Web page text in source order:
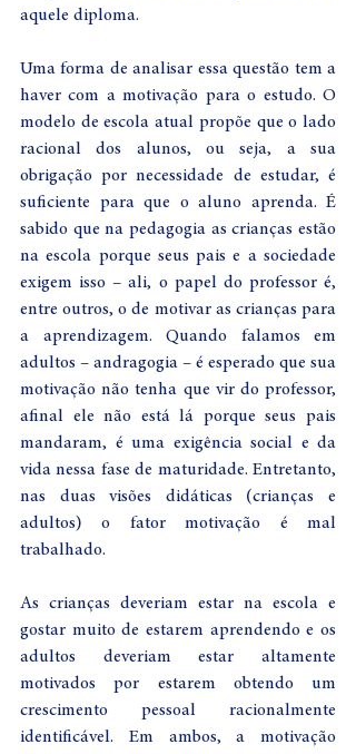
aquele diploma.
Uma forma de analisar essa questão tem a
haver com a motivação para o estudo. O
modelo de escola atual propõe que o lado
racional dos alunos, ou seja, a sua
obrigação por necessidade de estudar, é
suficiente para que o aluno aprenda. É
sabido que na pedagogia as crianças estão
na escola porque seus pais e a sociedade
exigem isso – ali, o papel do professor é,
entre outros, o de motivar as crianças para
a aprendizagem. Quando falamos em
adultos – andragogia – é esperado que sua
motivação não tenha que vir do professor,
afinal ele não está lá porque seus pais
mandaram, é uma exigência social e da
vida nessa fase de maturidade. Entretanto,
nas duas visões didáticas (crianças e
adultos) o fator motivação é mal
trabalhado.
As crianças deveriam estar na escola e
gostar muito de estarem aprendendo e os
adultos deveriam estar altamente
motivados por estarem obtendo um
crescimento pessoal racionalmente
identificável. Em ambos, a motivação